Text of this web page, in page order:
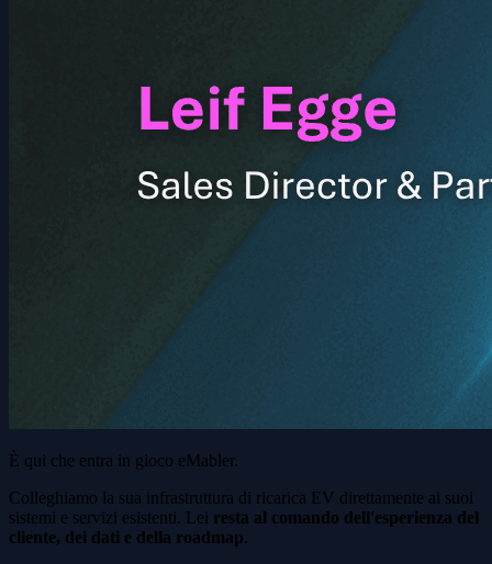
È qui che entra in gioco eMabler.
Colleghiamo la sua infrastruttura di ricarica EV direttamente ai suoi
sistemi e servizi esistenti. Lei resta al comando dell'esperienza del
cliente, dei dati e della roadmap.